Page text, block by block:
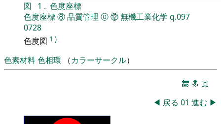
図 1 . 色度座標
色度座標⑧品質管理 ⓪⑫無機工業化学 q.097
0728
色度図 1 )
色素材料色相環 （カラーサークル）
🔚 🔝 📖
◀ 戻る 01 進む ▶